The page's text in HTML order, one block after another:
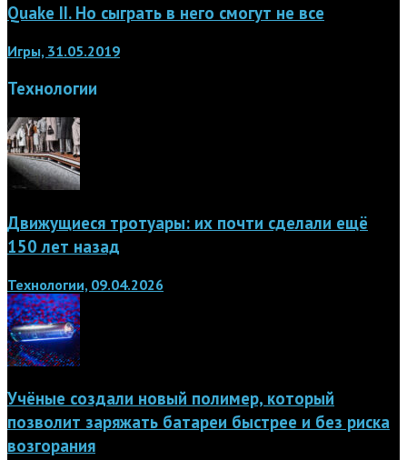
Quake II. Но сыграть в него смогут не все
Игры, 31.05.2019
Технологии
Движущиеся тротуары: их почти сделали ещё
150 лет назад
Технологии, 09.04.2026
Учёные создали новый полимер, который
позволит заряжать батареи быстрее и без риска
возгорания